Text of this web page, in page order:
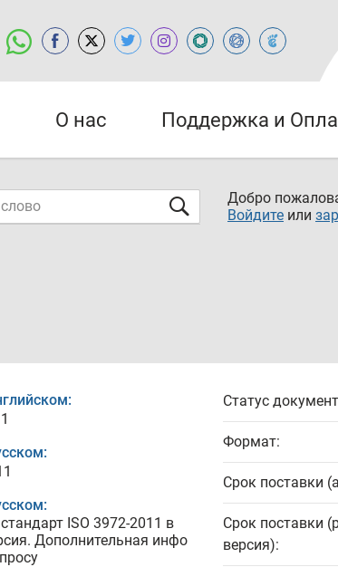
О нас Поддержка и
Добро
Войдите или
ISO 3972-2011 в
Дополнительная инфо
Статус
Формат:
Срок поставки
Срок поставки
версия):